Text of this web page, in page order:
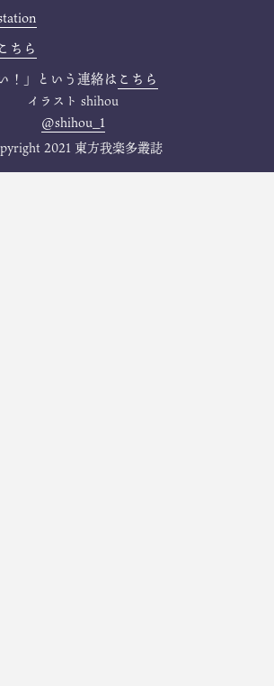
こちら
！」という連絡は こちら
イラスト shihou
@shihou_1
2021 東方我楽多叢誌